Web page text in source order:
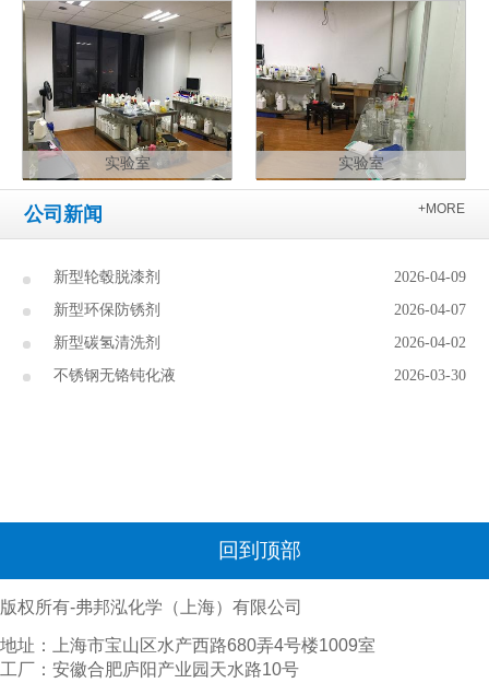
实验室 实验室
+MORE
公司新闻
2026-04-09
新型轮毂脱漆剂
2026-04-07
新型环保防锈剂
2026-04-02
新型碳氢清洗剂
2026-03-30
不锈钢无铬钝化液
回到顶部
版权所有-弗邦泓化学（上海）有限公司
地址：上海市宝山区水产西路680弄4号楼1009室
工厂：安徽合肥庐阳产业园天水路10号